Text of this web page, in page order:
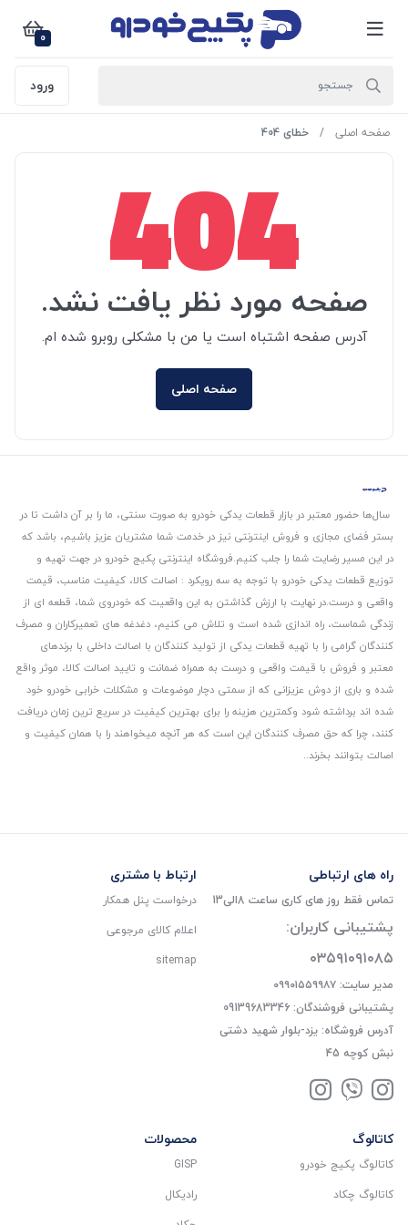
0
ورود
صفحه اصلی خطای 404
404
صفحه مورد نظر یافت نشد.
آدرس صفحه اشتباه است یا من با مشکلی روبرو شده ام.
صفحه اصلی
سال‌ها حضور معتبر در بازار قطعات یدکی خودرو به صورت سنتی، ما را بر آن داشت تا در
بستر فضای مجازی و فروش اینترنتی نیز در خدمت شما مشتریان عزیز باشیم، باشد که
در این مسیر رضایت شما را جلب کنیم.فروشگاه اینترنتی پکیج خودرو در جهت تهیه و
توزیع قطعات یدکی خودرو با توجه به سه رویکرد : اصالت کالا، کیفیت مناسب، قیمت
واقعی و درست.در نهایت با ارزش گذاشتن به این واقعیت که خودروی شما، قطعه ای از
زندگی شماست، راه اندازی شده است و تلاش می کنیم، دغدغه های تعمیرکاران و مصرف
کنندگان گرامی را با تهیه قطعات یدکی از تولید کنندگان با اصالت داخلی با برندهای
معتبر و فروش با قیمت واقعی و درست به همراه ضمانت و تایید اصالت کالا، موثر واقع
شده و باری از دوش عزیزانی که از سمتی دچار موضوعات و مشکلات خرابی خودرو خود
شده اند برداشته شود و‌کمترین هزینه را برای بهترین کیفیت در سریع ترین زمان دریافت
کنند، چرا که حق مصرف کنندگان این است که هر آنچه میخواهند را با همان کیفیت و
اصالت بتوانند بخرند..
راه های ارتباطی
تماس فقط روز های کاری ساعت 8الی13
پشتیبانی کاربران:
۰۳۵۹۱۰۹۱۰۸۵
مدیر سایت: ۰۹۹۰۱۵۵۹۹۸۷
پشتیبانی فروشندگان: 09139683346
آدرس فروشگاه: یزد-بلوار شهید دشتی
نبش کوچه 45
ارتباط با مشتری
درخواست پنل همکار
اعلام کالای مرجوعی
sitemap
کاتالوگ
کاتالوگ پکیج خودرو
کاتالوگ چکاد
محصولات
GISP
رادیکال